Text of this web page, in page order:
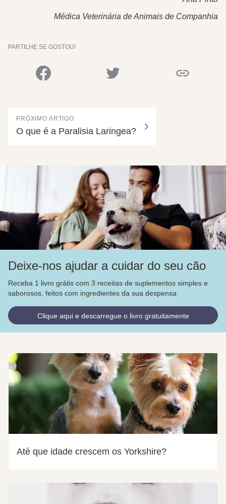
Médica Veterinária de Animais de Companhia
PARTILHE SE GOSTOU!
PRÓXIMO ARTIGO
O que é a Paralisia Laringea?
Deixe-nos ajudar a cuidar do seu cão
Receba 1 livro grátis com 3 receitas de suplementos simples e
saborosos, feitos com ingredientes da sua despensa
Clique aqui e descarregue o livro gratuitamente
Até que idade crescem os Yorkshire?